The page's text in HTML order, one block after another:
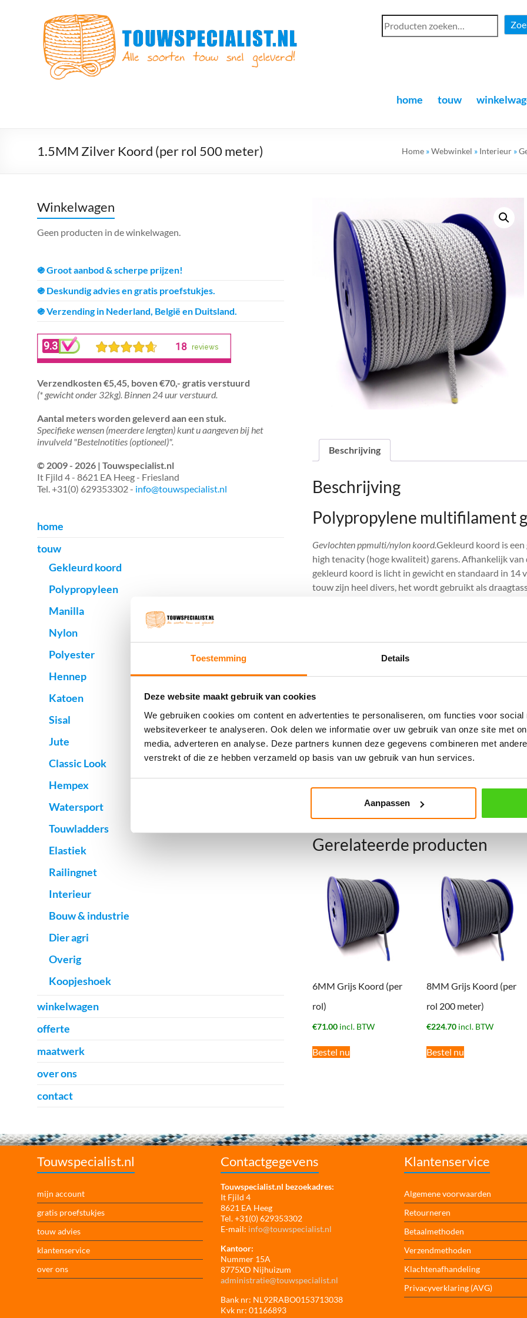
Toestemming Details
Deze website maakt gebruik van cookies
We gebruiken cookies om content en advertenties te personaliseren, om functies voor social
websiteverkeer te analyseren. Ook delen we informatie over uw gebruik van onze site met
media, adverteren en analyse. Deze partners kunnen deze gegevens combineren met
verstrekt of die ze hebben verzameld op basis van uw gebruik van hun services.
Aanpassen
Touwspecialist.nl
Touwspecialist.nl,
het
adres
en
goed
home touw
1.5MM Zilver Koord (per rol 500 meter) Home »Webwinkel » Interieur »
Beschrijving
Beschrijving
Polypropylene multifilament
Gevlochten ppmulti/nylon koord.Gekleurd koord is
high tenacity (hoge kwaliteit) garens. Afhankelijk
gekleurd koord is licht in gewicht en standaard in 14
touw zijn heel divers, het wordt gebruikt als
hondenlijn, waterskilijn en diverse andere
Volle rol = 500 meter
Eigenschappen:
Gunstige prijsstelling
Blijft drijven
Soepel gevlochten en makkelijke te knopen
Het koord kan ook op lengte gesneden en
voorzien van lussen en haken.
Gerelateerde producten
6MM Grijs Koord (per
rol)
€71.00 incl. BTW
Bestel nu
8MM Grijs Koord (per
rol 200 meter)
€224.70 incl. BTW
Bestel nu
Winkelwagen
Geen producten in de winkelwagen.
֍ Groot aanbod & scherpe prijzen!
֍ Deskundig advies en gratis proefstukjes.
֍ Verzending in Nederland, België en Duitsland.
Verzendkosten €5,45, boven €70,- gratis verstuurd
(* gewicht onder 32kg). Binnen 24 uur verstuurd.
Aantal meters worden geleverd aan een stuk.
Specifieke wensen (meerdere lengten) kunt u aangeven bij het
invulveld "Bestelnotities (optioneel)".
© 2009 - 2026 | Touwspecialist.nl
It Fjild 4 - 8621 EA Heeg - Friesland
Tel. +31(0) 629353302 - info@touwspecialist.nl
home
touw
Gekleurd koord
Polypropyleen
Manilla
Nylon
Polyester
Hennep
Katoen
Sisal
Jute
Classic Look
Hempex
Watersport
Touwladders
Elastiek
Railingnet
Interieur
Bouw & industrie
Dier agri
Overig
Koopjeshoek
winkelwagen
offerte
maatwerk
over ons
contact
Touwspecialist.nl
mijn account
gratis proefstukjes
touw advies
klantenservice
over ons
Contactgegevens
Touwspecialist.nl bezoekadres:
It Fjild 4
8621 EA Heeg
Tel. +31(0) 629353302
E-mail: info@touwspecialist.nl
Kantoor:
Nummer 15A
8775XD Nijhuizum
administratie@touwspecialist.nl
Bank nr: NL92RABO0153713038
Kvk nr: 01166893
Klantenservice
Algemene voorwaarden
Retourneren
Betaalmethoden
Verzendmethoden
Klachtenafhandeling
Privacyverklaring (AVG)